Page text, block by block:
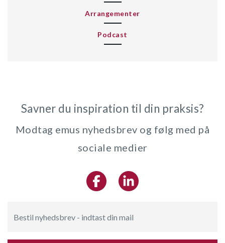
Arrangementer
Podcast
Savner du inspiration til din praksis?
Modtag emus nyhedsbrev og følg med på
sociale medier